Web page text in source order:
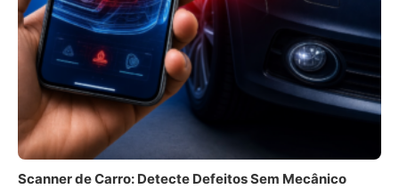
Scanner de Carro: Detecte Defeitos Sem Mecânico